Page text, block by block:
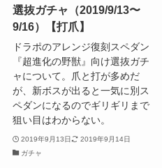
選抜ガチャ（2019/9/13〜
9/16）【打爪】
ドラポのアレンジ復刻スペダン
『超進化の野獣』向け選抜ガチ
ャについて。爪と打が多めだ
が、新ボスが出ると一気に別ス
ペダンになるのでギリギリまで
狙い目はわからない。
2019年9月13日
2019年9月14日
ガチャ